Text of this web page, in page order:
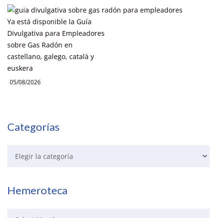
Ya está disponible la Guía
Divulgativa para Empleadores
sobre Gas Radón en
castellano, galego, català y
euskera
05/08/2026
Categorías
Hemeroteca